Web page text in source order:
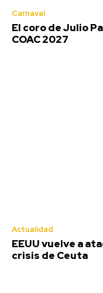
Carnaval
El coro de Julio
COAC 2027
Actualidad
EEUU vuelve a
crisis de Ceuta